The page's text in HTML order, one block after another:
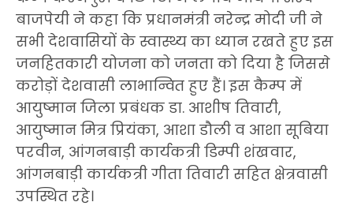
बाजपेयी ने कहा कि प्रधानमंत्री नरेन्द्र मोदी जी ने
सभी देशवासियों के स्वास्थ्य का ध्यान रखते हुए इस
जनहितकारी योजना को जनता को दिया है जिससे
करोड़ों देशवासी लाभान्वित हुए हैं। इस कैम्प में
आयुष्मान जिला प्रबंधक डा. आशीष तिवारी,
आयुष्मान मित्र प्रियंका, आशा डौली व आशा सूबिया
परवीन, आंगनबाड़ी कार्यकत्री डिम्पी शंखवार,
आंगनबाड़ी कार्यकत्री गीता तिवारी सहित क्षेत्रवासी
उपस्थित रहे।